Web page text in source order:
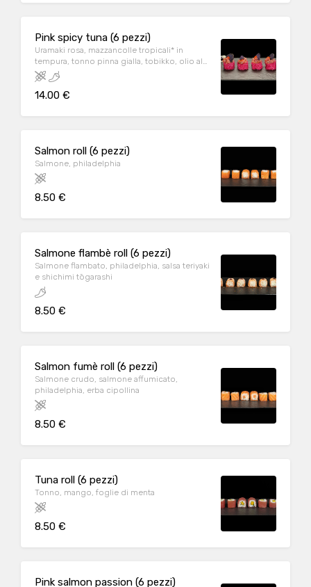
Pink spicy tuna (6 pezzi)
Uramaki rosa, mazzancolle tropicali* in
tempura, tonno pinna gialla, tobikko, olio al
tartufo, erba cipollina, tabasco, patata viola e
salsa piccante
14.00 €
Salmon roll (6 pezzi)
Salmone, philadelphia
8.50 €
Salmone flambè roll (6 pezzi)
Salmone flambato, philadelphia, salsa teriyaki
e shichimi tōgarashi
8.50 €
Salmon fumè roll (6 pezzi)
Salmone crudo, salmone affumicato,
philadelphia, erba cipollina
8.50 €
Tuna roll (6 pezzi)
Tonno, mango, foglie di menta
8.50 €
Pink salmon passion (6 pezzi)